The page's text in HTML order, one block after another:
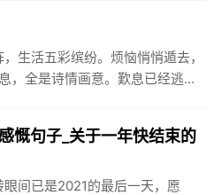
生活五彩缤纷。烦恼悄悄遁去，
，全是诗情画意。歎息已经逃
慨句子_关于一年快结束的
间已是2021的最后一天，愿